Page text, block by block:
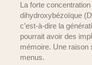
La forte
dihydroxybézoïque
c’est-à-dire la
pourrait avoir des
mémoire. Une raison
menus.